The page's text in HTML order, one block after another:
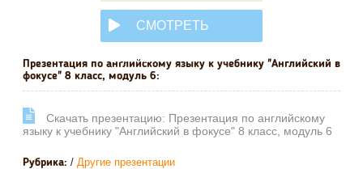
СМОТРЕТЬ
ОНЛАЙН
Презентация по английскому языку к учебнику "Английский в
фокусе" 8 класс, модуль 6:
Cкачать презентацию: Презентация по английскому
языку к учебнику "Английский в фокусе" 8 класс, модуль 6
Рубрика: / Другие презентации